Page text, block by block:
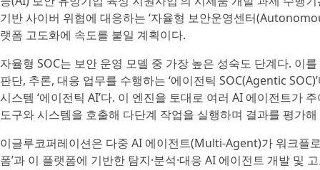
기반 사이버 위협에 대응하는 ‘자율형 보안운영센터
랫폼 고도화에 속도를 붙일 계획이다.
자율형 SOC는 보안 운영 모델 중 가장 높은 성숙도 단계다. 이
판단, 추론, 대응 업무를 수행하는 ‘에이전틱 SOC(Agentic
시스템 ‘에이전틱 AI’다. 이 엔진을 토대로 여러 AI 에이전트가
도구와 시스템을 호출해 다단계 작업을 실행하며 결과를 평가
이글루코퍼레이션은 다중 AI 에이전트(Multi-Agent)가 워크플
폼’과 이 플랫폼에 기반한 탐지·분석·대응 AI 에이전트 개발